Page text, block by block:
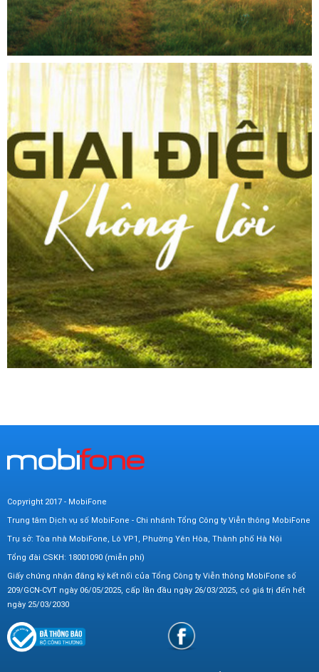
Copyright 2017 - MobiFone
Trung tâm Dịch vụ số MobiFone - Chi nhánh Tổng Công ty Viễn thông MobiFone
Trụ sở: Tòa nhà MobiFone, Lô VP1, Phường Yên Hòa, Thành phố Hà Nội
Tổng đài CSKH: 18001090 (miễn phí)
Giấy chứng nhận đăng ký kết nối của Tổng Công ty Viễn thông MobiFone số
209/GCN-CVT ngày 06/05/2025, cấp lần đầu ngày 26/03/2025, có giá trị đến hết
ngày 25/03/2030